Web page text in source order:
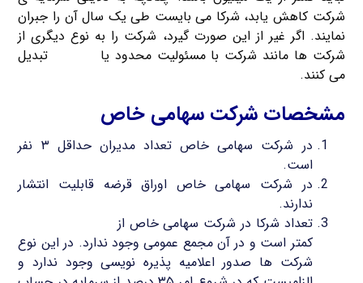
شرکت کاهش یابد، شرکا می بایست طی یک سال آن را جبران
نمایند. اگر غیر از این صورت گیرد، شرکت را به نوع دیگری از
شرکت ها مانند شرکت با مسئولیت محدود یا
تبدیل
می کنند.
مشخصات شرکت سهامی خاص
در شرکت سهامی خاص تعداد مدیران حداقل ۳ نفر
است.
در شرکت سهامی خاص اوراق قرضه قابلیت انتشار
ندارند.
تعداد شرکا در شرکت سهامی خاص از
کمتر است و در آن مجمع عمومی وجود ندارد. در این نوع
شرکت ها صدور اعلامیه پذیره نویسی وجود ندارد و